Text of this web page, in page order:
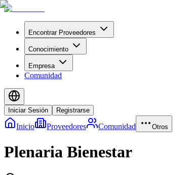
Encontrar Proveedores
Conocimiento
Empresa
Comunidad
Iniciar Sesión Registrarse
Inicio Proveedores Comunidad Otros
Plenaria Bienestar